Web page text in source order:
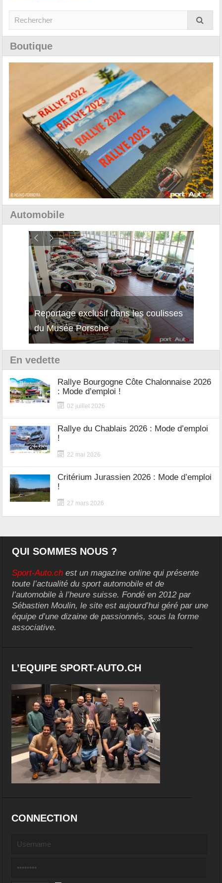
Boutique
Automobile
Reportage exclusif dans les coulisses
du Musée Porsche
En vedette
Rallye Bourgogne Côte Chalonnaise 2026
: Mode d’emploi !
02 juillet 2026
Rallye du Chablais 2026 : Mode d’emploi
!
22 mai 2026
Critérium Jurassien 2026 : Mode d’emploi
!
27 mars 2026
QUI SOMMES NOUS ?
Sport-Auto.ch est un magazine online qui présente
toute l’actualité du sport automobile et de
l’automobile à l’heure suisse. Fondé en 2012 par
Sébastien Moulin, le site est aujourd’hui géré par une
équipe d’une dizaine de passionnés, sous la forme
associative.
L’EQUIPE SPORT-AUTO.CH
CONNECTION